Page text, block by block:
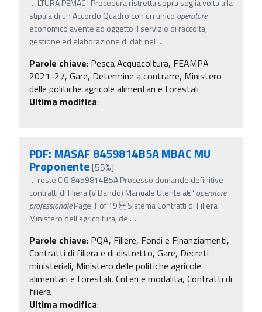
… LTURA PEMAC I Procedura ristretta sopra soglia volta alla
stipula di un Accordo Quadro con un unico operatore
economico avente ad oggetto il servizio di raccolta,
gestione ed elaborazione di dati nel …
Parole chiave: Pesca Acquacoltura, FEAMPA
2021-27, Gare, Determine a contrarre, Ministero
delle politiche agricole alimentari e forestali
Ultima modifica:
PDF: MASAF 8459814B5A MBAC MU
Proponente[55%]
… reste CIG 8459814B5A Processo domande definitive
contratti di filiera (V Bando) Manuale Utente â€“operatore
professionalePage 1 of 19 Sistema Contratti di Filiera
Ministero dell'agricoltura, de …
Parole chiave: PQA, Filiere, Fondi e Finanziamenti,
Contratti di filiera e di distretto, Gare, Decreti
ministeriali, Ministero delle politiche agricole
alimentari e forestali, Criteri e modalita, Contratti di
filiera
Ultima modifica: